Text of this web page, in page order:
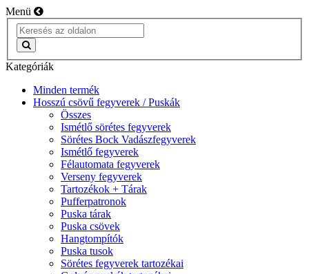
Menü
Kategóriák
Minden termék
Hosszú csövű fegyverek / Puskák
Összes
Ismétlő sörétes fegyverek
Sörétes Bock Vadászfegyverek
Ismétlő fegyverek
Félautomata fegyverek
Verseny fegyverek
Tartozékok + Tárak
Pufferpatronok
Puska tárak
Puska csövek
Hangtompítók
Puska tusok
Sörétes fegyverek tartozékai